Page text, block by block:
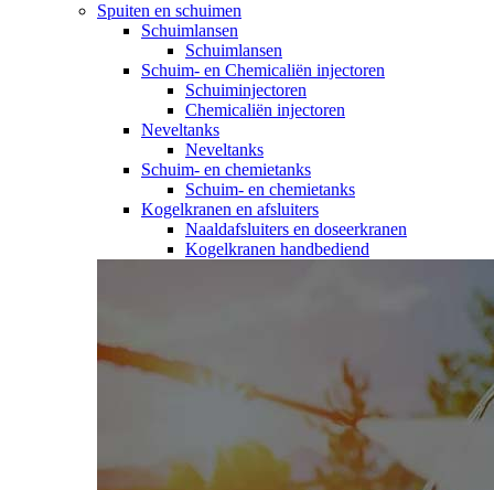
Spuiten en schuimen
Schuimlansen
Schuimlansen
Schuim- en Chemicaliën injectoren
Schuiminjectoren
Chemicaliën injectoren
Neveltanks
Neveltanks
Schuim- en chemietanks
Schuim- en chemietanks
Kogelkranen en afsluiters
Naaldafsluiters en doseerkranen
Kogelkranen handbediend